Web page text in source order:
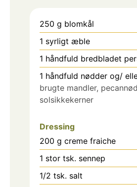
250 g blomkål
1 syrligt æble
1 håndfuld bredbladet
1 håndfuld nødder og/
brugte mandler,
solsikkekerner
Dressing
200 g creme fraiche
1 stor tsk. sennep
1/2 tsk. salt